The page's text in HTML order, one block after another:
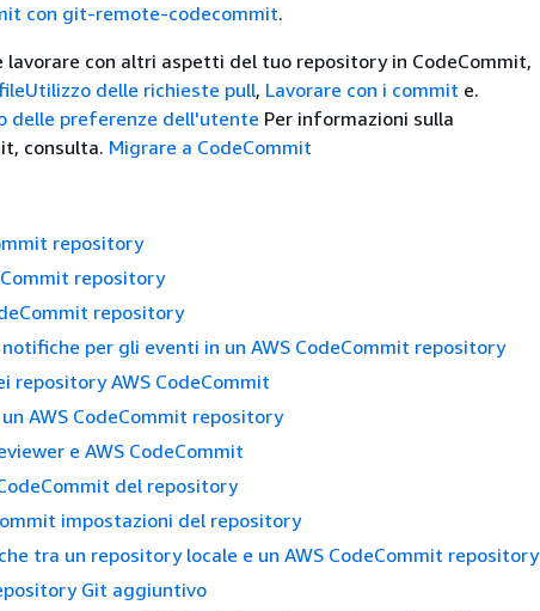
con git-remote-codecommit.
lavorare con altri aspetti del tuo repository in CodeCommit,
Utilizzo delle richieste pull, Lavorare con i commit e.
delle preferenze dell'utente Per informazioni sulla
consulta. Migrare a CodeCommit
repository
repository
repository
per gli eventi in un AWS CodeCommit repository
repository AWS CodeCommit
AWS CodeCommit repository
e AWS CodeCommit
del repository
impostazioni del repository
tra un repository locale e un AWS CodeCommit repository
Git aggiuntivo